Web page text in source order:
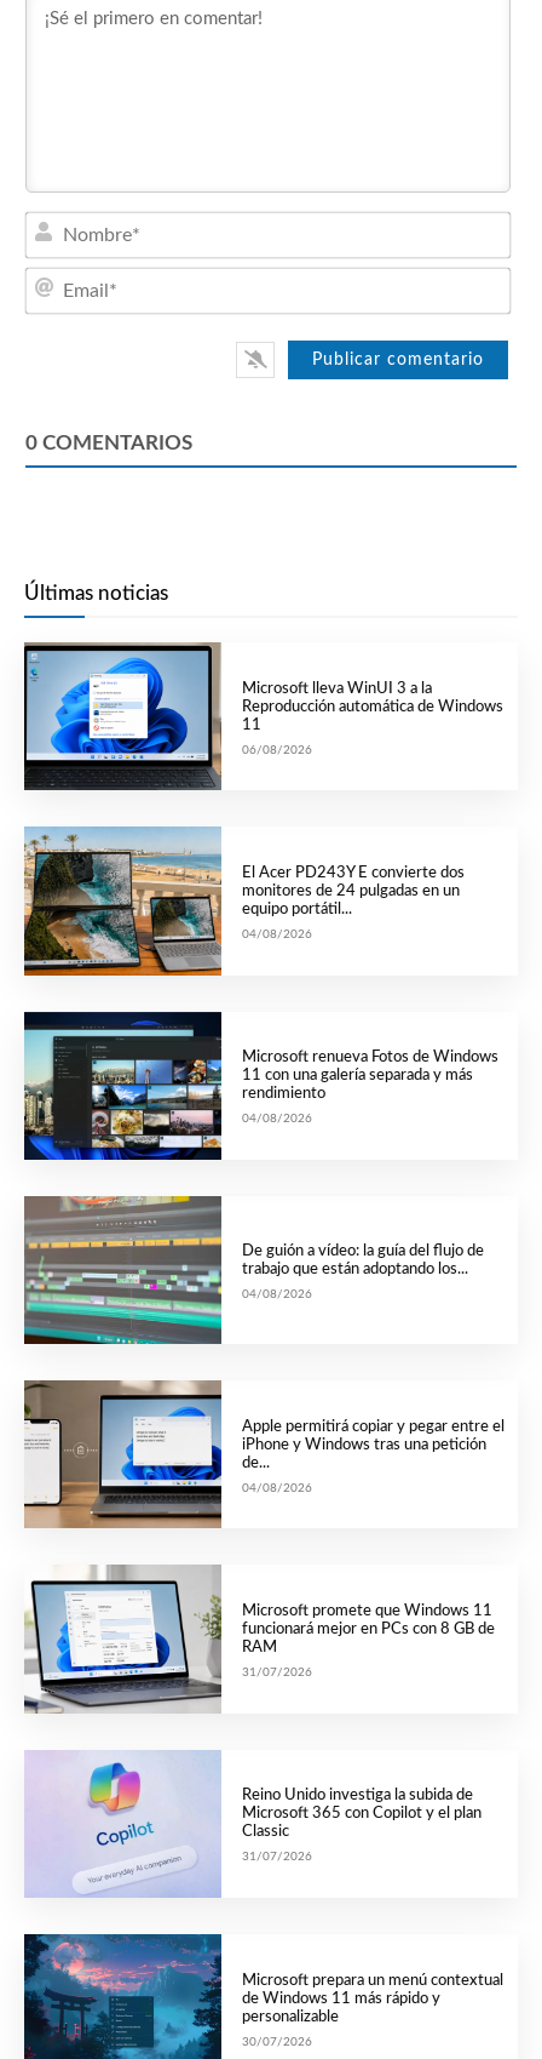
0 COMENTARIOS
Últimas noticias
Microsoft lleva WinUI 3 a la
Reproducción automática de Windows
11
06/08/2026
El Acer PD243Y E convierte dos
monitores de 24 pulgadas en un
equipo portátil...
04/08/2026
Microsoft renueva Fotos de Windows
11 con una galería separada y más
rendimiento
04/08/2026
De guión a vídeo: la guía del flujo de
trabajo que están adoptando los...
04/08/2026
Apple permitirá copiar y pegar entre el
iPhone y Windows tras una petición
de...
04/08/2026
Microsoft promete que Windows 11
funcionará mejor en PCs con 8 GB de
RAM
31/07/2026
Reino Unido investiga la subida de
Microsoft 365 con Copilot y el plan
Classic
31/07/2026
Microsoft prepara un menú contextual
de Windows 11 más rápido y
personalizable
30/07/2026